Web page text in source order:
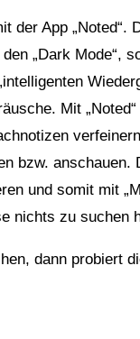
der App „Noted“.
„Dark Mode“,
Mit
bzw.
und somit mit
nichts zu suchen
dann probiert